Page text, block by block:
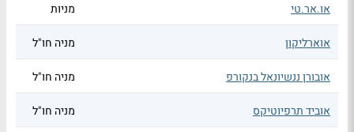
או.אר.טי מניות
אוארליקון מניה חו"ל
אובורן ננשיונאל בנקורפ מניה חו"ל
אוביד תרפיוטיקס מניה חו"ל